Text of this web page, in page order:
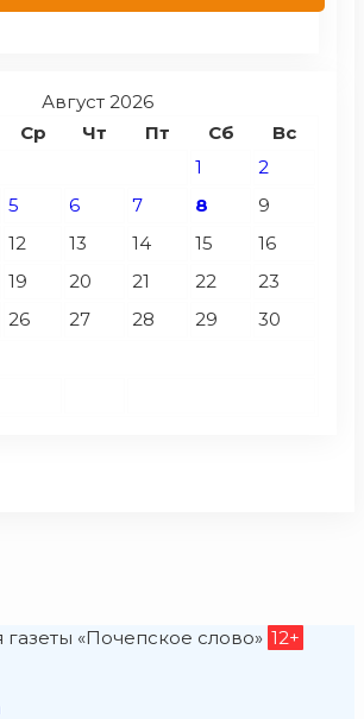
Август 2026
Ср Чт Пт Сб Вс
1
2
5 6 7 8
9
12 13 14 15
16
19 20 21 22
23
26 27 28 29
30
«Почепское слово» 12+